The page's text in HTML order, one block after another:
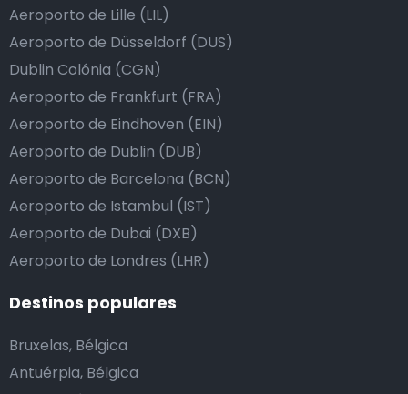
Aeroporto de Lille (LIL)
Aeroporto de Düsseldorf (DUS)
Dublin Colónia (CGN)
Aeroporto de Frankfurt (FRA)
Aeroporto de Eindhoven (EIN)
Aeroporto de Dublin (DUB)
Aeroporto de Barcelona (BCN)
Aeroporto de Istambul (IST)
Aeroporto de Dubai (DXB)
Aeroporto de Londres (LHR)
Destinos populares
Bruxelas, Bélgica
Antuérpia, Bélgica